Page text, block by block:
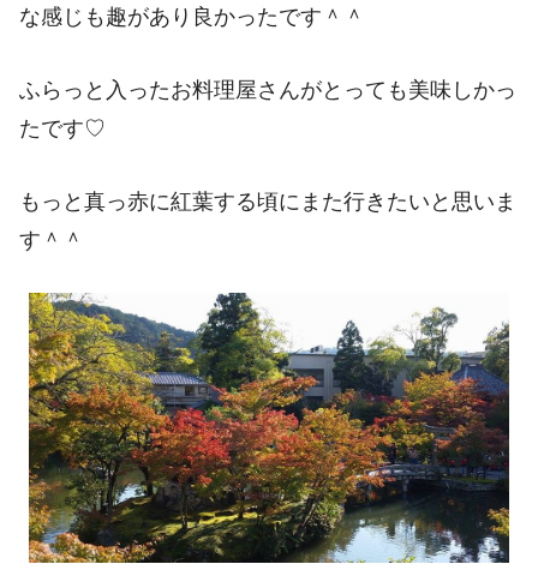
な感じも趣があり良かったです＾＾
ふらっと入ったお料理屋さんがとっても美味しかっ
たです♡
もっと真っ赤に紅葉する頃にまた行きたいと思いま
す＾＾